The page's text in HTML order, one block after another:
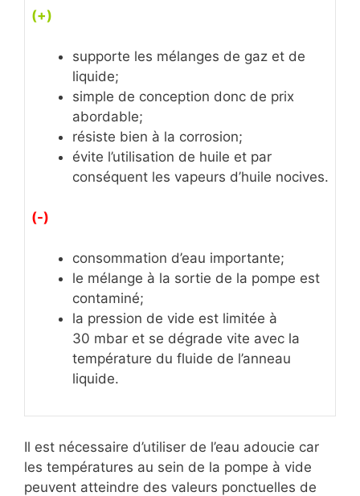
(+)
supporte les mélanges de gaz et de
liquide;
simple de conception donc de prix
abordable;
résiste bien à la corrosion;
évite l’utilisation de huile et par
conséquent les vapeurs d’huile nocives.
(-)
consommation d’eau importante;
le mélange à la sortie de la pompe est
contaminé;
la pression de vide est limitée à
30 mbar et se dégrade vite avec la
température du fluide de l’anneau
liquide.
Il est nécessaire d’utiliser de l’eau adoucie car
les températures au sein de la pompe à vide
peuvent atteindre des valeurs ponctuelles de